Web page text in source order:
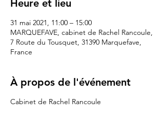
Heure et lieu
31 mai 2021, 11:00 – 15:00
MARQUEFAVE, cabinet de Rachel Rancoule,
7 Route du Tousquet, 31390 Marquefave,
France
À propos de l'événement
Cabinet de Rachel Rancoule